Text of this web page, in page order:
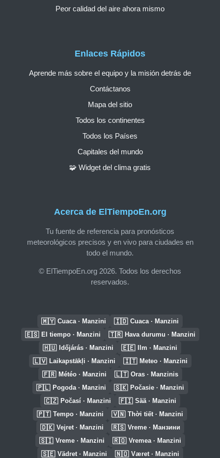
Acerca de ElTiempoEn.org
Tu fuente de referencia para pronósticos
meteorológicos precisos y en vivo para ciudades en
todo el mundo.
© ElTiempoEn.org 2026. Todos los derechos
reservados.
Enlaces Rápidos
Aprende más sobre el equipo y la misión detrás de
Contáctanos
Mapa del sitio
Todos los continentes
Todos los Países
Capitales del mundo
🧩 Widget del clima gratis
Peor calidad del aire ahora mismo
🇲🇾 Cuaca · Manzini 🇮🇩 Cuaca · Manzini
🇪🇸 El tiempo · Manzini 🇹🇷 Hava durumu · Manzini
🇭🇺 Időjárás · Manzini 🇪🇪 Ilm · Manzini
🇱🇻 Laikapstākļi · Manzini 🇮🇹 Meteo · Manzini
🇫🇷 Météo · Manzini 🇱🇹 Oras · Manzinis
🇵🇱 Pogoda · Manzini 🇸🇰 Počasie · Manzini
🇨🇿 Počasí · Manzini 🇫🇮 Sää · Manzini
🇵🇹 Tempo · Manzini 🇻🇳 Thời tiết · Manzini
🇩🇰 Vejret · Manzini 🇷🇸 Vreme · Манзини
🇸🇮 Vreme · Manzini 🇷🇴 Vremea · Manzini
🇸🇪 Vädret · Manzini 🇳🇴 Været · Manzini